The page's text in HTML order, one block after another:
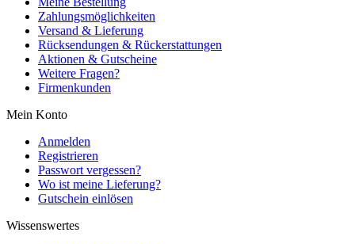
Zahlungsmöglichkeiten
Versand & Lieferung
Rücksendungen & Rückerstattungen
Aktionen & Gutscheine
Weitere Fragen?
Firmenkunden
Mein Konto
Anmelden
Registrieren
Passwort vergessen?
Wo ist meine Lieferung?
Gutschein einlösen
Wissenswertes